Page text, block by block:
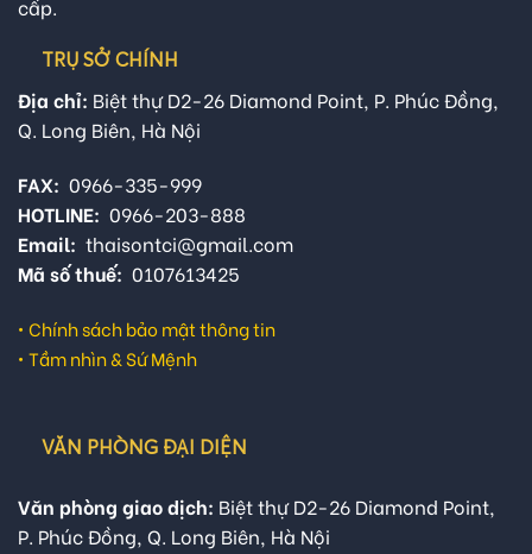
cấp.
TRỤ SỞ CHÍNH
Địa chỉ: Biệt thự D2-26 Diamond Point, P. Phúc Đồng,
Q. Long Biên, Hà Nội
FAX: 0966-335-999
HOTLINE: 0966-203-888
Email: thaisontci@gmail.com
Mã số thuế: 0107613425
• Chính sách bảo mật thông tin
• Tầm nhìn & Sứ Mệnh
VĂN PHÒNG ĐẠI DIỆN
Văn phòng giao dịch: Biệt thự D2-26 Diamond Point,
P. Phúc Đồng, Q. Long Biên, Hà Nội